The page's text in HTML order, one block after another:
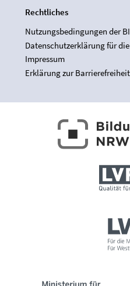
Rechtliches
Nutzungsbedingungen der
Datenschutzerklärung für die
Impressum
Erklärung zur Barrierefreiheit